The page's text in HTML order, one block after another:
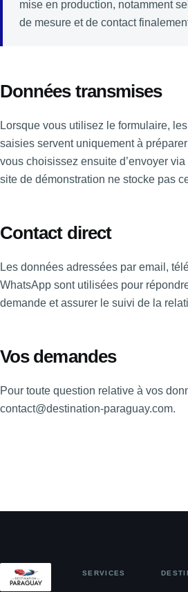
mise en production, notamment
de mesure et de contact
Données transmises
Lorsque vous utilisez le formulaire,
saisies servent uniquement à
vous choisissez ensuite d’envoyer
site de démonstration ne stocke pas
Contact direct
Les données adressées par email,
WhatsApp sont utilisées pour
demande et assurer le suivi de la
Vos demandes
Pour toute question relative à vos
contact@destination-paraguay.com.
SERVICES